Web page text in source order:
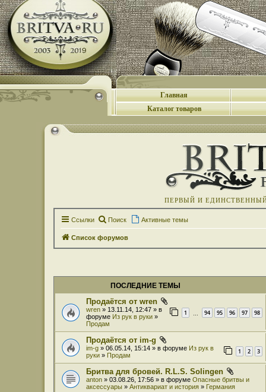
Главная
Каталог товаров
ПЕРВЫЙ И
Ссылки Поиск Активные темы
Список форумов
ПОСЛЕДНИЕ ТЕМЫ
Продаётся от wren
1 94 95 96 97 98
wren » 13.11.14, 12:47 » в
форуме Из рук в руки »
Продам
Продаётся от im-g
1 2 3
im-g » 06.05.14, 15:14 » в форуме Из рук в
руки » Продам
Бритва для бровей. R.L.S. Solingen
anton » 03.08.26, 17:56 » в форуме Опасные бритвы и
аксессуары » Антиквариат и история » Германия